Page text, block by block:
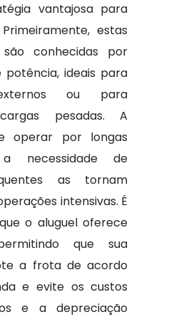
vantajosa para
estas
são conhecidas por
potência, ideais para
ou para
pesadas. A
operar por longas
necessidade de
as tornam
intensivas. É
o aluguel oferece
que sua
a frota de acordo
e evite os custos
e a depreciação